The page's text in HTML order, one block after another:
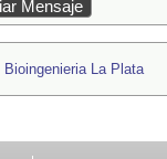
Bioingenieria La Plata